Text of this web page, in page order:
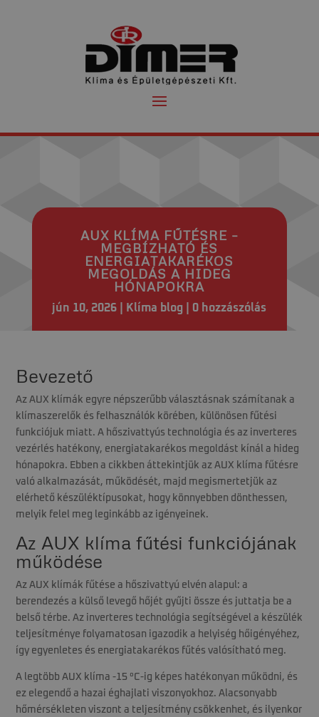
AUX KLÍMA FŰTÉSRE –
MEGBÍZHATÓ ÉS
ENERGIATAKARÉKOS
MEGOLDÁS A HIDEG
HÓNAPOKRA
jún 10, 2026 Klíma blog 0 hozzászólás
Bevezető
Az AUX klímák egyre népszerűbb választásnak számítanak a
klímaszerelők és felhasználók körében, különösen fűtési
funkciójuk miatt. A hőszivattyús technológia és az inverteres
vezérlés hatékony, energiatakarékos megoldást kínál a hideg
hónapokra. Ebben a cikkben áttekintjük az AUX klíma fűtésre
való alkalmazását, működését, majd megismertetjük az
elérhető készüléktípusokat, hogy könnyebben dönthessen,
melyik felel meg leginkább az igényeinek.
Az AUX klíma fűtési funkciójának
működése
Az AUX klímák fűtése a hőszivattyú elvén alapul: a
berendezés a külső levegő hőjét gyűjti össze és juttatja be a
belső térbe. Az inverteres technológia segítségével a készülék
teljesítménye folyamatosan igazodik a helyiség hőigényéhez,
így egyenletes és energiatakarékos fűtés valósítható meg.
A legtöbb AUX klíma -15 °C-ig képes hatékonyan működni, és
ez elegendő a hazai éghajlati viszonyokhoz. Alacsonyabb
hőmérsékleten viszont a teljesítmény csökkenhet, és ilyenkor